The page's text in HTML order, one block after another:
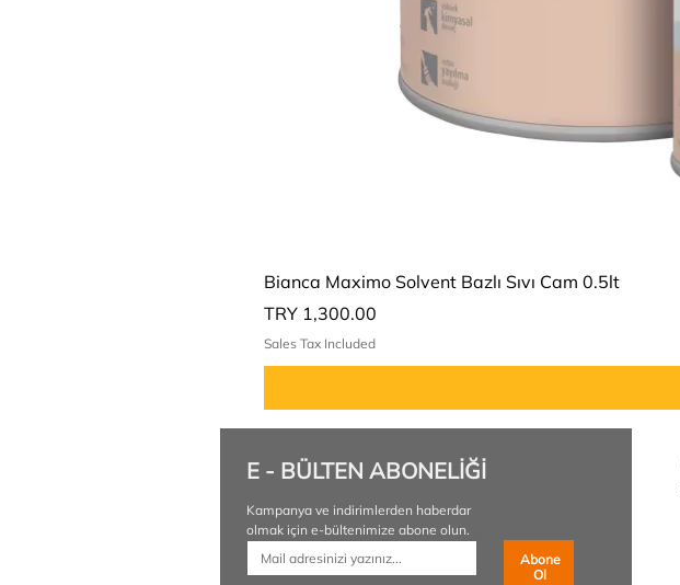
Bianca Maximo Solvent Bazlı Sıvı Cam 0.5lt
Price
TRY 1,300.00
Sales Tax Included
E - BÜLTEN ABONELİĞİ
Kampanya ve indirimlerden haberdar
olmak için e-bültenimize abone olun.
Abone
Ol